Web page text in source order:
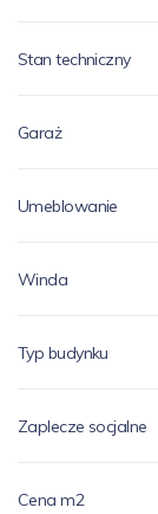
Stan techniczny
Garaż
Umeblowanie
Winda
Typ budynku
Zaplecze socjalne
Cena m2